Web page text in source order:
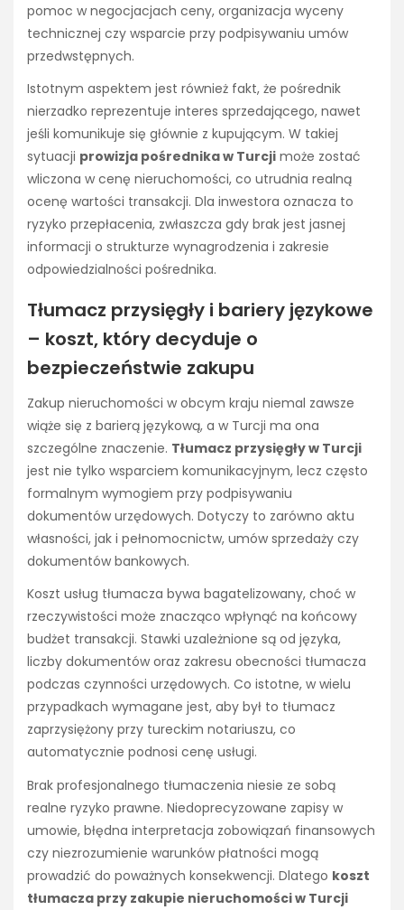
pomoc w negocjacjach ceny, organizacja wyceny
technicznej czy wsparcie przy podpisywaniu umów
przedwstępnych.
Istotnym aspektem jest również fakt, że pośrednik
nierzadko reprezentuje interes sprzedającego, nawet
jeśli komunikuje się głównie z kupującym. W takiej
sytuacji prowizja pośrednika w Turcji może zostać
wliczona w cenę nieruchomości, co utrudnia realną
ocenę wartości transakcji. Dla inwestora oznacza to
ryzyko przepłacenia, zwłaszcza gdy brak jest jasnej
informacji o strukturze wynagrodzenia i zakresie
odpowiedzialności pośrednika.
Tłumacz przysięgły i bariery językowe
– koszt, który decyduje o
bezpieczeństwie zakupu
Zakup nieruchomości w obcym kraju niemal zawsze
wiąże się z barierą językową, a w Turcji ma ona
szczególne znaczenie. Tłumacz przysięgły w Turcji
jest nie tylko wsparciem komunikacyjnym, lecz często
formalnym wymogiem przy podpisywaniu
dokumentów urzędowych. Dotyczy to zarówno aktu
własności, jak i pełnomocnictw, umów sprzedaży czy
dokumentów bankowych.
Koszt usług tłumacza bywa bagatelizowany, choć w
rzeczywistości może znacząco wpłynąć na końcowy
budżet transakcji. Stawki uzależnione są od języka,
liczby dokumentów oraz zakresu obecności tłumacza
podczas czynności urzędowych. Co istotne, w wielu
przypadkach wymagane jest, aby był to tłumacz
zaprzysiężony przy tureckim notariuszu, co
automatycznie podnosi cenę usługi.
Brak profesjonalnego tłumaczenia niesie ze sobą
realne ryzyko prawne. Niedoprecyzowane zapisy w
umowie, błędna interpretacja zobowiązań finansowych
czy niezrozumienie warunków płatności mogą
prowadzić do poważnych konsekwencji. Dlatego koszt
tłumacza przy zakupie nieruchomości w Turcji